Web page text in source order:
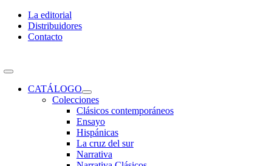
Skip
content
La editorial
Distribuidores
Contacto
Toggle
NavigationCATÁLOGO
Colecciones
Clásicos contemporáneos
Ensayo
Hispánicas
La cruz del sur
Narrativa